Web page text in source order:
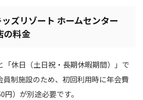
ズリゾート ホームセンター
の料金
「休日（土日祝・長期休暇期間）」で
員制施設のため、初回利用時に年会費
円）が別途必要です。